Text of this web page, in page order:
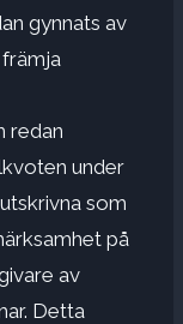
gynnats av
redan
under
som
på
av
Detta